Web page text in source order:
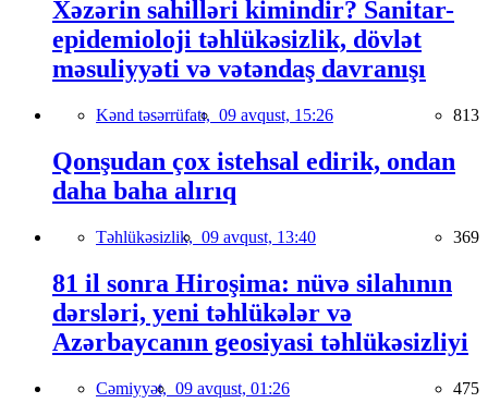
Xəzərin sahilləri kimindir? Sanitar-
epidemioloji təhlükəsizlik, dövlət
məsuliyyəti və vətəndaş davranışı
Kənd təsərrüfatı, 09 avqust, 15:26 813
Qonşudan çox istehsal edirik, ondan
daha baha alırıq
Təhlükəsizlik, 09 avqust, 13:40 369
81 il sonra Hiroşima: nüvə silahının
dərsləri, yeni təhlükələr və
Azərbaycanın geosiyasi təhlükəsizliyi
Cəmiyyət, 09 avqust, 01:26 475